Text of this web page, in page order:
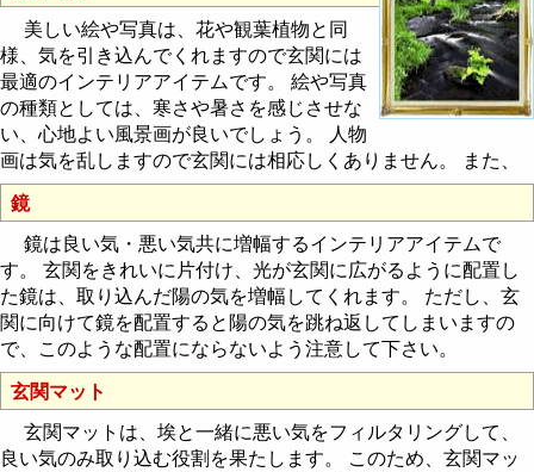
美しい絵や写真は、花や観葉植物と同
様、気を引き込んでくれますので玄関には
最適のインテリアアイテムです。 絵や写真
の種類としては、寒さや暑さを感じさせな
い、心地よい風景画が良いでしょう。 人物
画は気を乱しますので玄関には相応しくありません。 また、
鏡
鏡は良い気・悪い気共に増幅するインテリアアイテムで
す。 玄関をきれいに片付け、光が玄関に広がるように配置し
た鏡は、取り込んだ陽の気を増幅してくれます。 ただし、玄
関に向けて鏡を配置すると陽の気を跳ね返してしまいますの
で、このような配置にならないよう注意して下さい。
玄関マット
玄関マットは、埃と一緒に悪い気をフィルタリングして、
良い気のみ取り込む役割を果たします。 このため、玄関マッ